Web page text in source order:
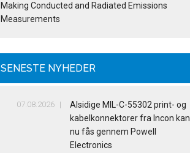
Making Conducted and Radiated Emissions
Measurements
SENESTE NYHEDER
07.08.2026
Alsidige MIL-C-55302 print- og
kabelkonnektorer fra Incon kan
nu fås gennem Powell
Electronics